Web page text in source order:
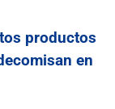
productos
en